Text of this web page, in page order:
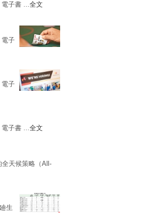
電子書 ...全文
電子
電子
電子書 ...全文
全天候策略（All-
生